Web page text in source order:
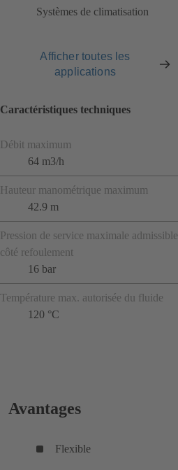
Systèmes de climatisation
Afficher toutes les
applications
Caractéristiques techniques
Débit maximum
64 m3/h
Hauteur manométrique maximum
42.9 m
Pression de service maximale admissible
côté refoulement
16 bar
Température max. autorisée du fluide
120 °C
Avantages
Flexible